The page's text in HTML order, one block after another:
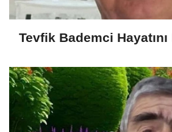
Tevfik Bademci